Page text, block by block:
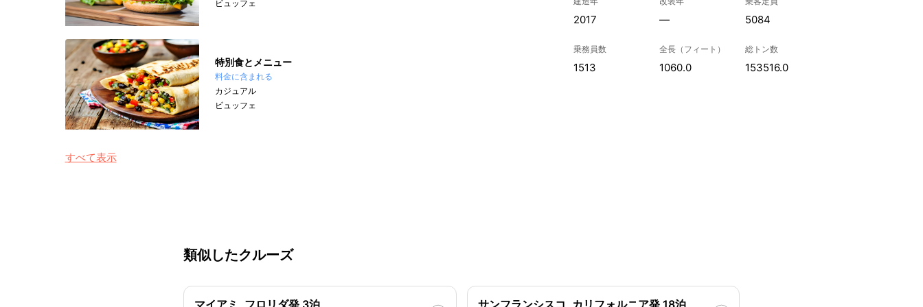
ビュッフェ
特別食とメニュー
料金に含まれる
カジュアル
ビュッフェ
すべて表示
2017 — 5084
乗務員数
1513
全長（フィート）
1060.0
総トン数
153516.0
類似したクルーズ